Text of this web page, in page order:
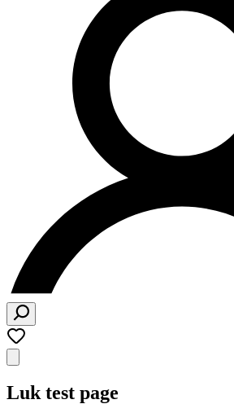
Luk test page